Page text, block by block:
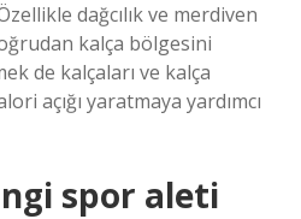
dağcılık ve merdiven
kalça bölgesini
de kalçaları ve kalça
açığı yaratmaya yardımcı
spor aleti